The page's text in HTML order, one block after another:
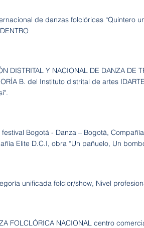
de danzas folclóricas “Quintero
DISTRITAL Y NACIONAL DE DANZA DE
B. del Instituto distrital de artes
Bogotá - Danza – Bogotá,
Elite D.C.I, obra “Un pañuelo, Un
unificada folclor/show, Nivel
FOLCLÓRICA NACIONAL centro